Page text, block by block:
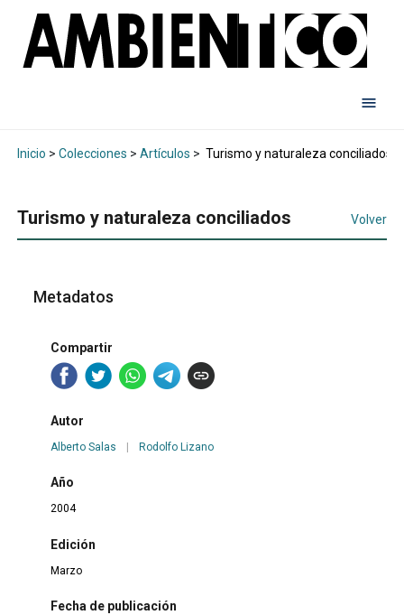
Inicio > Colecciones > Artículos > Turismo y naturaleza conciliados
Turismo y naturaleza conciliados Volver
Metadatos
Compartir
Autor
Alberto Salas | Rodolfo Lizano
Año
2004
Edición
Marzo
Fecha de publicación